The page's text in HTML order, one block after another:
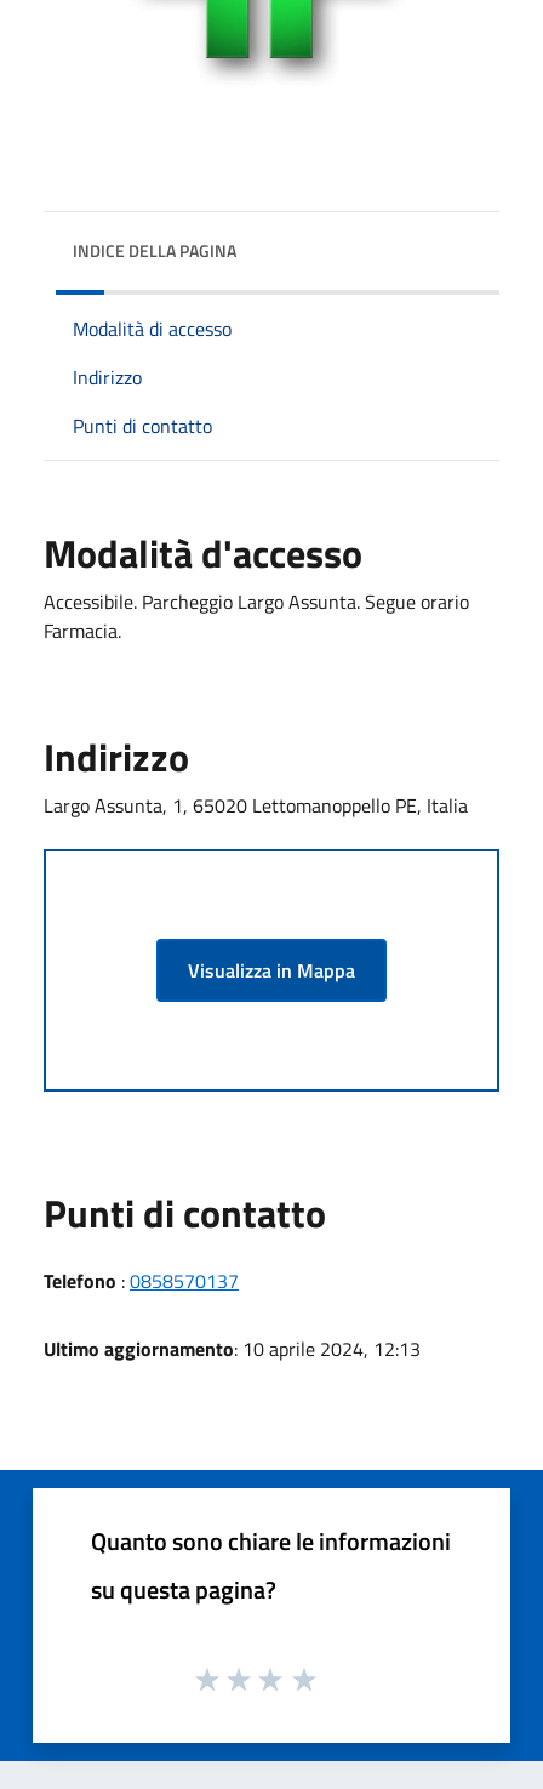
INDICE DELLA PAGINA
Modalità di accesso
Indirizzo
Punti di contatto
Modalità d'accesso
Accessibile. Parcheggio Largo Assunta. Segue orario
Farmacia.
Indirizzo
Largo Assunta, 1, 65020 Lettomanoppello PE, Italia
Visualizza in Mappa
Punti di contatto
Telefono :0858570137
Ultimo aggiornamento: 10 aprile 2024, 12:13
Quanto sono chiare le informazioni
su questa pagina?